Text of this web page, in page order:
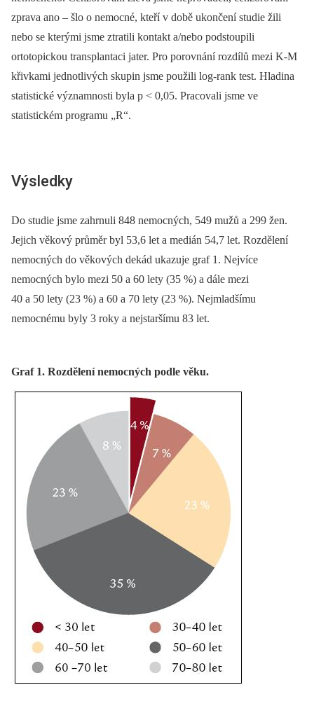
zprava ano –⁠ šlo o nemocné, kteří v době ukončení studie žili
nebo se kterými jsme ztratili kontakt a/nebo podstoupili
ortotopickou transplantaci jater. Pro porovnání rozdílů mezi K-M
křivkami jednotlivých skupin jsme použili log-rank test. Hladina
statistické významnosti byla p < 0,05. Pracovali jsme ve
statistickém programu „R“.
Výsledky
Do studie jsme zahrnuli 848 nemocných, 549 mužů a 299 žen.
Jejich věkový průměr byl 53,6 let a medián 54,7 let. Rozdělení
nemocných do věkových dekád ukazuje graf 1. Nejvíce
nemocných bylo mezi 50 a 60 lety (35 %) a dále mezi
40 a 50 lety (23 %) a 60 a 70 lety (23 %). Nejmladšímu
nemocnému byly 3 roky a nejstaršímu 83 let.
Graf 1. Rozdělení nemocných podle věku.